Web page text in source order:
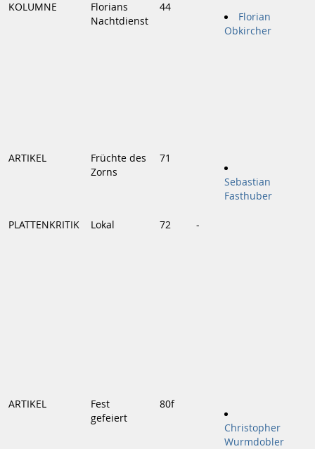
KOLUMNE
Florians
Nachtdienst
44
Florian
Obkircher
ARTIKEL
Früchte des
Zorns
71
Sebastian
Fasthuber
PLATTENKRITIK Lokal 72 -
ARTIKEL
Fest
gefeiert
80f
Christopher
Wurmdobler